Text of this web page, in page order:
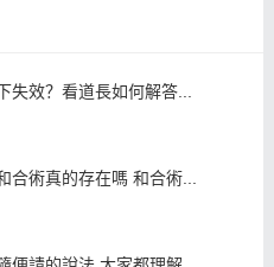
失效？看道長如何解答...
合術真的存在嗎 和合術...